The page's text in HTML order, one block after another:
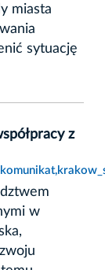
miasta
sytuację
z
w